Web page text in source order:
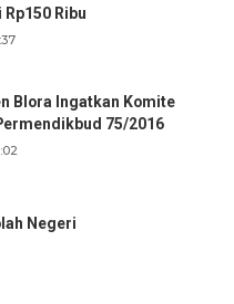
Ribu
Blora Ingatkan Komite
75/2016
Negeri